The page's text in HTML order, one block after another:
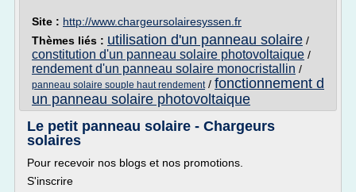
Site : http://www.chargeursolairesyssen.fr
Thèmes liés : utilisation d'un panneau solaire /
constitution d'un panneau solaire photovoltaique /
rendement d'un panneau solaire monocristallin /
panneau solaire souple haut rendement/ fonctionnement d
un panneau solaire photovoltaique
Le petit panneau solaire - Chargeurs
solaires
Pour recevoir nos blogs et nos promotions.
S'inscrire